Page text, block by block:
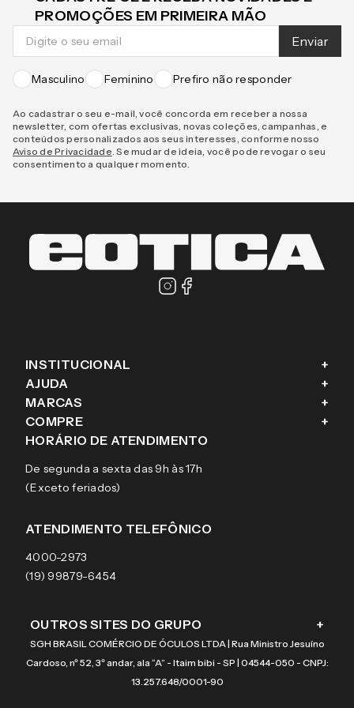
PROMOÇÕES EM PRIMEIRA MÃO
Enviar
Masculino Feminino Prefiro não responder
Ao cadastrar o seu e-mail, você concorda em receber a nossa
newsletter, com ofertas exclusivas, novas coleções, campanhas, e
conteúdos personalizados aos seus interesses, conforme nosso
Aviso de Privacidade . Se mudar de ideia, você pode revogar o seu
consentimento a qualquer momento.
INSTITUCIONAL +
Sobre a eÓtica
Aviso de privacidade
Termos e condições de uso
AJUDA +
Trocas e Devoluções
Pagamentos
Garantias
MARCAS +
Ray-Ban
Tecnol
Arnette
Burberry
COMPRE +
Óculos de sol
Lentes de contato
HORÁRIO DE ATENDIMENTO
De segunda a sexta das 9h às 17h
(Exceto feriados)
ATENDIMENTO TELEFÔNICO
4000-2973
(19) 99879-6454
OUTROS SITES DO GRUPO +
SGH BRASIL COMÉRCIO DE ÓCULOS LTDA | Rua Ministro Jesuíno
Cardoso, nº 52, 3º andar, ala “A” - Itaim bibi - SP | 04544-050 - CNPJ:
13.257.648/0001-90